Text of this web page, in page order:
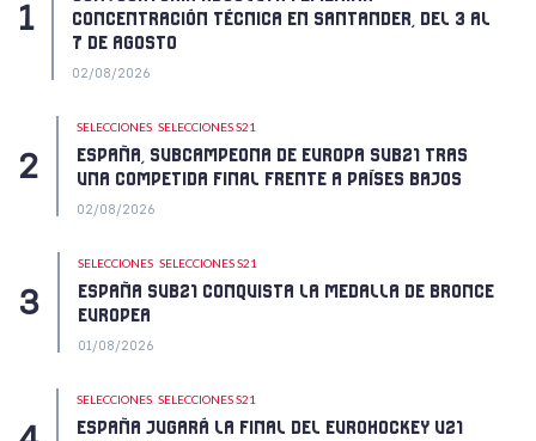
CONCENTRACIÓN TÉCNICA EN SANTANDER, DEL 3 AL
7 DE AGOSTO
02/08/2026
SELECCIONES SELECCIONES S21
ESPAÑA, SUBCAMPEONA DE EUROPA SUB21 TRAS
UNA COMPETIDA FINAL FRENTE A PAÍSES BAJOS
02/08/2026
SELECCIONES SELECCIONES S21
ESPAÑA SUB21 CONQUISTA LA MEDALLA DE BRONCE
EUROPEA
01/08/2026
SELECCIONES SELECCIONES S21
ESPAÑA JUGARÁ LA FINAL DEL EUROHOCKEY U21